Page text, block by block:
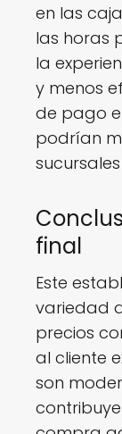
en las
las horas
la
y menos
de pago
podrían
final
Este
variedad
precios
al cliente
son